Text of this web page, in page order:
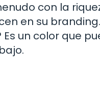
con la
en su
un color que